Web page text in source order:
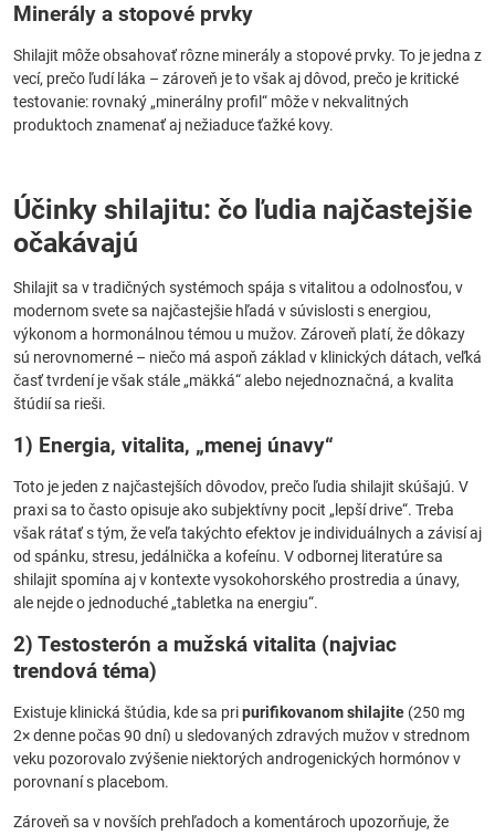
Minerály a stopové prvky
Shilajit môže obsahovať rôzne minerály a stopové prvky. To je jedna z
vecí, prečo ľudí láka – zároveň je to však aj dôvod, prečo je kritické
testovanie: rovnaký „minerálny profil“ môže v nekvalitných
produktoch znamenať aj nežiaduce ťažké kovy.
Účinky shilajitu: čo ľudia najčastejšie
očakávajú
Shilajit sa v tradičných systémoch spája s vitalitou a odolnosťou, v
modernom svete sa najčastejšie hľadá v súvislosti s energiou,
výkonom a hormonálnou témou u mužov. Zároveň platí, že dôkazy
sú nerovnomerné – niečo má aspoň základ v klinických dátach, veľká
časť tvrdení je však stále „mäkká“ alebo nejednoznačná, a kvalita
štúdií sa rieši.
1) Energia, vitalita, „menej únavy“
Toto je jeden z najčastejších dôvodov, prečo ľudia shilajit skúšajú. V
praxi sa to často opisuje ako subjektívny pocit „lepší drive“. Treba
však rátať s tým, že veľa takýchto efektov je individuálnych a závisí aj
od spánku, stresu, jedálnička a kofeínu. V odbornej literatúre sa
shilajit spomína aj v kontexte vysokohorského prostredia a únavy,
ale nejde o jednoduché „tabletka na energiu“.
2) Testosterón a mužská vitalita (najviac
trendová téma)
Existuje klinická štúdia, kde sa pripurifikovanom shilajite (250 mg
2× denne počas 90 dní) u sledovaných zdravých mužov v strednom
veku pozorovalo zvýšenie niektorých androgenických hormónov v
porovnaní s placebom.
Zároveň sa v novších prehľadoch a komentároch upozorňuje, že